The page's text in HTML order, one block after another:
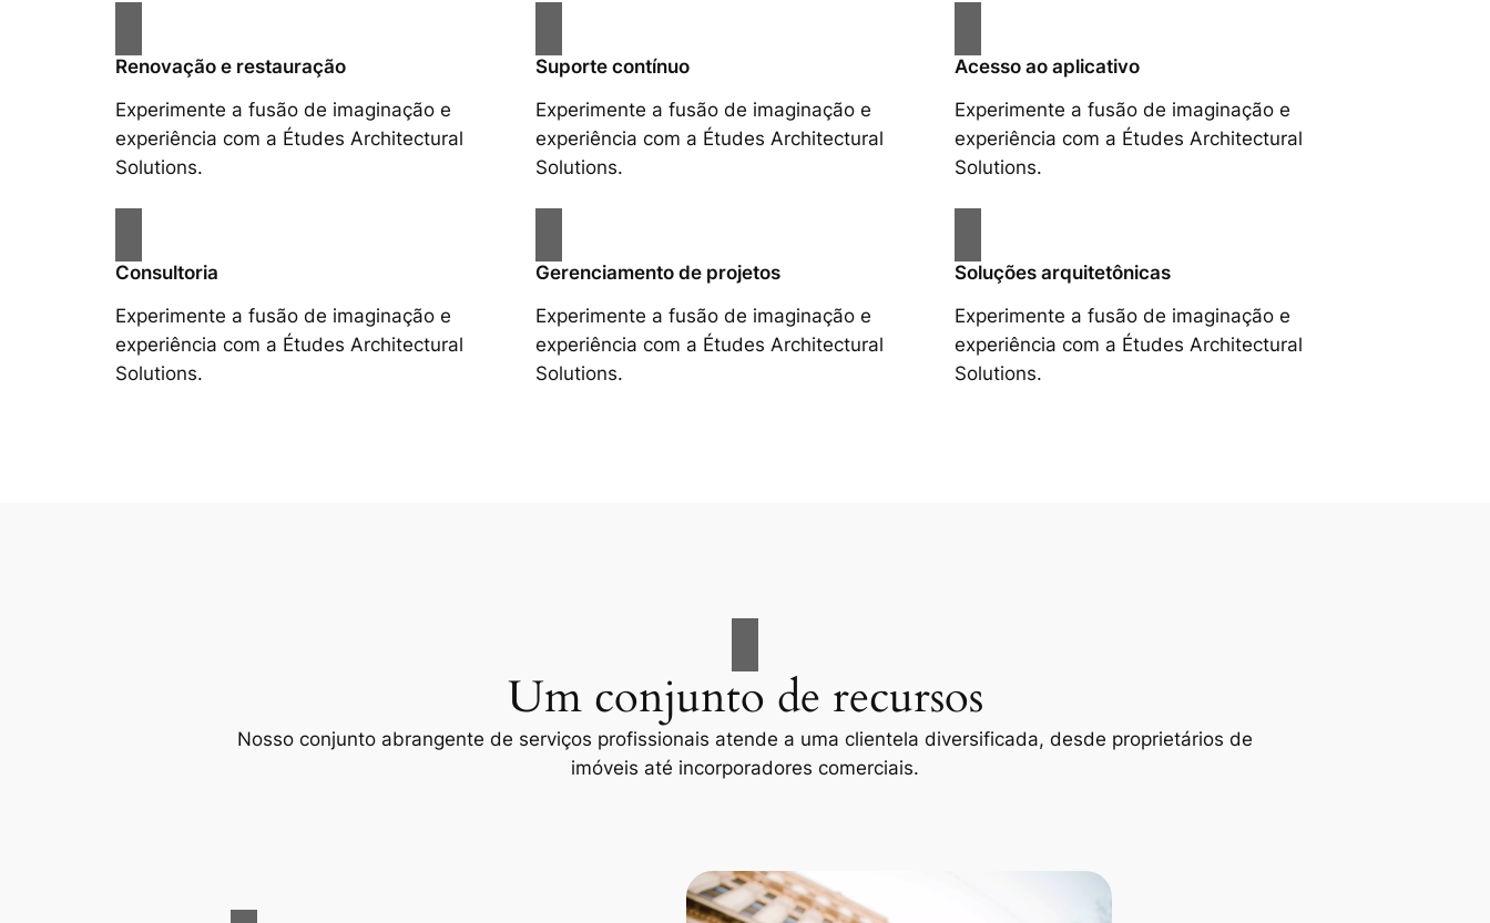
Renovação e restauração
Experimente a fusão de imaginação e
experiência com a Études Architectural
Solutions.
Suporte contínuo
Experimente a fusão de imaginação e
experiência com a Études Architectural
Solutions.
Acesso ao aplicativo
Experimente a fusão de imaginação e
experiência com a Études Architectural
Solutions.
Consultoria
Experimente a fusão de imaginação e
experiência com a Études Architectural
Solutions.
Gerenciamento de projetos
Experimente a fusão de imaginação e
experiência com a Études Architectural
Solutions.
Soluções arquitetônicas
Experimente a fusão de imaginação e
experiência com a Études Architectural
Solutions.
Um conjunto de recursos
Nosso conjunto abrangente de serviços profissionais atende a uma clientela diversificada, desde proprietários de
imóveis até incorporadores comerciais.